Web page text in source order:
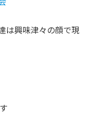
は興味津々の顔で現